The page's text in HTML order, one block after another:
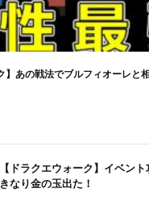
【ドラクエウォーク】イベン
きなり金の玉出た！